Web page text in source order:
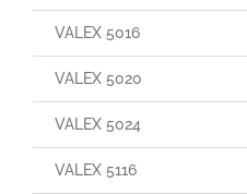
VALEX 5016
VALEX 5020
VALEX 5024
VALEX 5116